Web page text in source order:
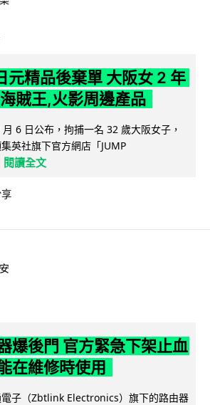
元精品後棄單 大阪女 2 年
賊王,火影周邊產品
6 日公布，拘捕一名 32 歲大阪女子，
英社旗下官方網店「JUMP
閱讀全文
爆後門 官方緊急下架止血
在維修時使用
子（Zbtlink Electronics）旗下的路由器